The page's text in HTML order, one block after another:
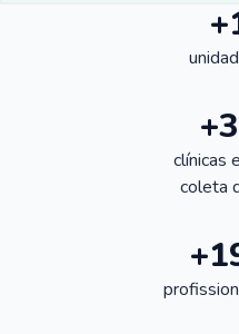
clínicas
coleta